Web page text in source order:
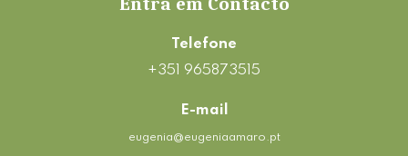
Telefone
+351 965873515
E-mail
eugenia@eugeniaamaro.pt